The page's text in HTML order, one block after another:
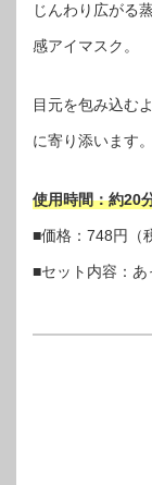
じんわり広がる
感アイマスク。
目元を包み込む
に寄り添います。
使用時間：約20
■価格：748円（
■セット内容：